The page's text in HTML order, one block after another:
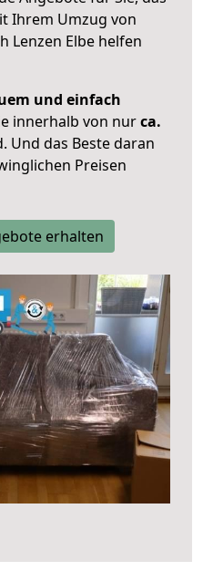
Ihrem Umzug von
Lenzen Elbe helfen
und einfach
innerhalb von nurca.
Und das Beste daran
Preisen
erhalten